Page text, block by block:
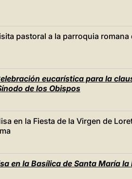
pastoral a la parroquia
eucarística para la
de los Obispos
en la Fiesta de la Virgen de
en la Basílica de Santa María la